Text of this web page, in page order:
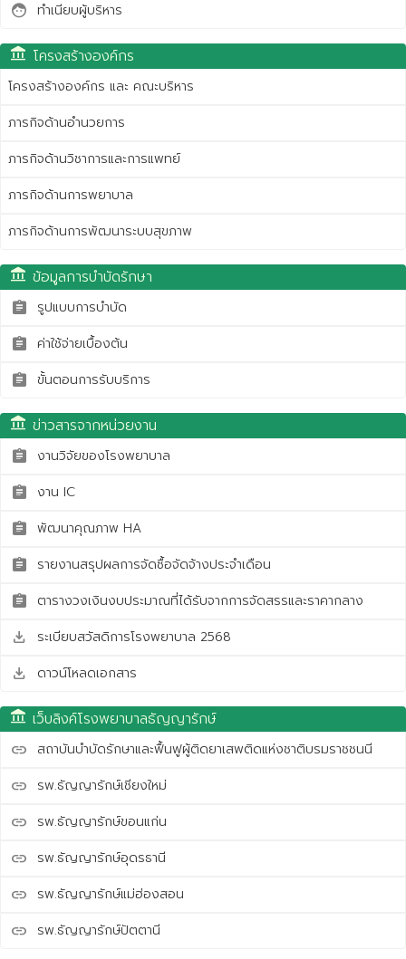
face ทำเนียบผู้บริหาร
account_balance โครงสร้างองค์กร
โครงสร้างองค์กร และ คณะบริหาร
ภารกิจด้านอำนวยการ
ภารกิจด้านวิชาการและการแพทย์
ภารกิจด้านการพยาบาล
ภารกิจด้านการพัฒนาระบบสุขภาพ
account_balance ข้อมูลการบำบัดรักษา
assignment รูปแบบการบำบัด
assignment ค่าใช้จ่ายเบื้องต้น
assignment ขั้นตอนการรับบริการ
account_balance ข่าวสารจากหน่วยงาน
assignment งานวิจัยของโรงพยาบาล
assignment งาน IC
assignment พัฒนาคุณภาพ HA
assignment รายงานสรุปผลการจัดซื้อจัดจ้างประจำเดือน
assignment ตารางวงเงินงบประมาณที่ได้รับจากการจัดสรรและราคากลาง
save_alt ระเบียบสวัสดิการโรงพยาบาล 2568
save_alt ดาวน์โหลดเอกสาร
account_balance เว็บลิงค์โรงพยาบาลธัญญารักษ์
link สถาบันบำบัดรักษาและฟื้นฟูผู้ติดยาเสพติดแห่งชาติบรมราชชนนี
link รพ.ธัญญารักษ์เชียงใหม่
link รพ.ธัญญารักษ์ขอนแก่น
link รพ.ธัญญารักษ์อุดรธานี
link รพ.ธัญญารักษ์แม่ฮ่องสอน
link รพ.ธัญญารักษ์ปัตตานี